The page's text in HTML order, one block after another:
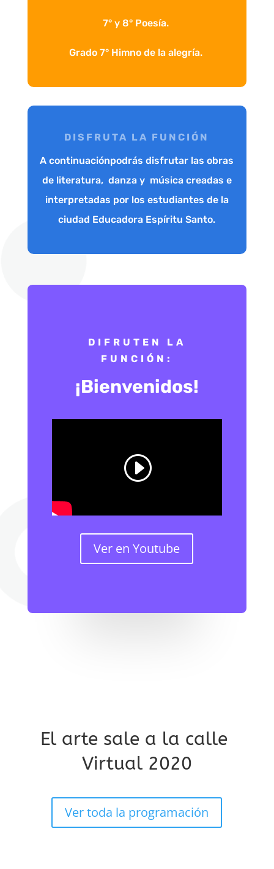
7° y 8° Poesía.
Grado 7° Himno de la alegría.
DISFRUTA LA FUNCIÓN
A continuaciónpodrás disfrutar las obras
de literatura, danza y música creadas e
interpretadas por los estudiantes de la
ciudad Educadora Espíritu Santo.
DIFRUTEN LA
FUNCIÓN:
¡Bienvenidos!
Ver en Youtube
El arte sale a la calle
Virtual 2020
Ver toda la programación